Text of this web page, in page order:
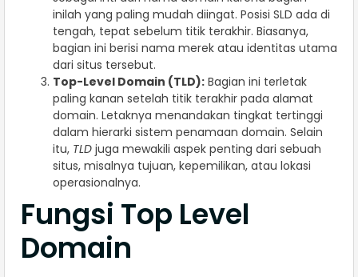
inilah yang paling mudah diingat. Posisi SLD ada di
tengah, tepat sebelum titik terakhir. Biasanya,
bagian ini berisi nama merek atau identitas utama
dari situs tersebut.
Top-Level Domain (TLD): Bagian ini terletak
paling kanan setelah titik terakhir pada alamat
domain. Letaknya menandakan tingkat tertinggi
dalam hierarki sistem penamaan domain. Selain
itu, TLD juga mewakili aspek penting dari sebuah
situs, misalnya tujuan, kepemilikan, atau lokasi
operasionalnya.
Fungsi Top Level
Domain